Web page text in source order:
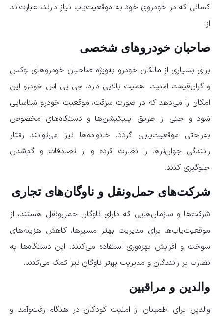
کسانی که در خودروی خود به موقعیت‌یاب نیاز دارند، عبارت‌اند
از:
صاحبان خودروهای شخصی
برای بسیاری از مالکان خودرو به‌ویژه صاحبان خودروهای لوکس
و گران‌قیمت امنیت اهمیت بالایی دارد. جی پی اس خودرو این
امکان را می‌دهد که در صورت سرقت، موقعیت خودرو شناسایی
شود و حتی از طریق اپلیکیشن‌ها و دستگاه‌های مخصوص
به‌راحتی موقعیت‌یابی گردد. خانواده‌ها نیز می‌توانند رفتار
رانندگی جوان‌ترها را نظارت کرده و از تصادفات و گم‌شدن
جلوگیری کنند.
شرکت‌های حمل‌ونقل و ناوگان‌های تجاری
شرکت‌ها و سازمان‌هایی که دارای ناوگان حمل‌ونقل هستند، از
موقعیت‌یاب‌ها برای مدیریت بهتر مسیرها، کاهش هزینه‌های
سوخت و افزایش بهره‌وری استفاده می‌کنند. این دستگاه‌ها به
نظارت بر رانندگان و مدیریت بهتر ناوگان نیز کمک می‌کنند.
والدین و مراقبین
والدین برای اطمینان از امنیت کودکان در هنگام رفت‌وآمد و